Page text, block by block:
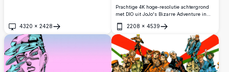
4320 × 2428
Openen
Prachtige 4K hoge-resolutie achtergrond
met DIO uit JoJo's Bizarre Adventure in
kunststijl, waarbij zijn gespierde gestalte
met een rood stermerkteken tegen een
donkere gotische achtergrond wordt
getoond.
2208 × 4539
Openen